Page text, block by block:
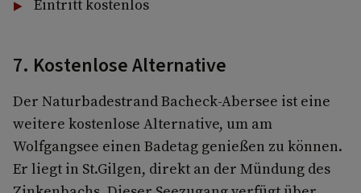
Eintritt kostenlos
7. Kostenlose Alternative
Der Naturbadestrand Bacheck-Abersee ist eine
weitere kostenlose Alternative, um am
Wolfgangsee einen Badetag genießen zu können.
Er liegt in St.Gilgen, direkt an der Mündung des